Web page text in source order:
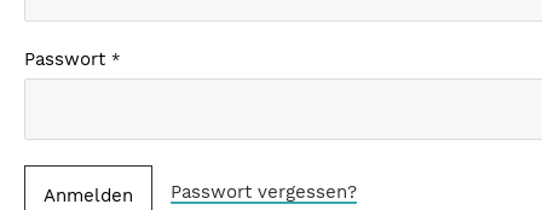
Passwort
Anmelden Passwort vergessen?